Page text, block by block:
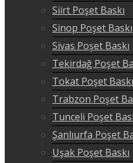
Siirt Poşet Baskı
Sinop Poşet Baskı
Sivas Poşet Baskı
Tekirdağ Poşet
Tokat Poşet Baskı
Trabzon Poşet
Tunceli Poşet
Şanlıurfa Poşet
Uşak Poşet Baskı